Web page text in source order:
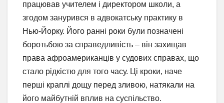
працював учителем і директором школи, а
згодом занурився в адвокатську практику в
Нью-Йорку. Його ранні роки були позначені
боротьбою за справедливість – він захищав
права афроамериканців у судових справах, що
стало рідкістю для того часу. Ці кроки, наче
перші краплі дощу перед зливою, натякали на
його майбутній вплив на суспільство.